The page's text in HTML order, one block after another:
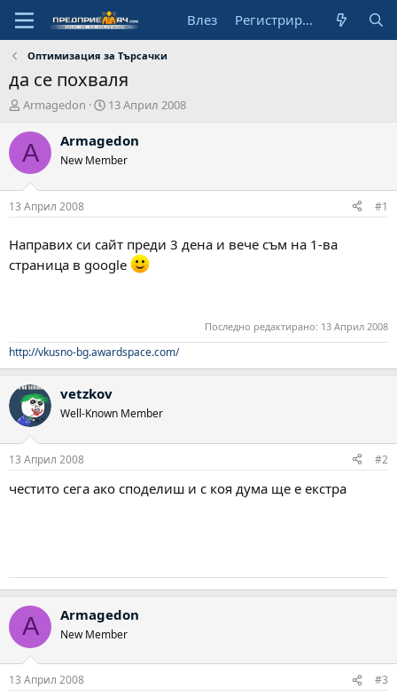
Влез Регистрирай се
Оптимизация за Търсачки
да се похваля
А
т
о
Armagedon
Н
ч
а
л
д
т
а
13 Април 2008
A Armagedon
New Member
13 Април 2008 #1
Направих си сайт преди 3 дена и вече съм на 1-ва
страница в google
Последно редактирано: 13 Април 2008
http://vkusno-bg.awardspace.com/
vetzkov
Well-Known Member
13 Април 2008 #2
честито сега ако споделиш и с коя дума ще е екстра
A Armagedon
New Member
13 Април 2008 #3